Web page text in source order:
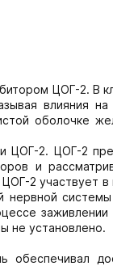
ЦОГ-2. В
влияния
оболочке
ЦОГ-2. ЦОГ-2
и
2 участвует в
нервной
заживлении
не установлено.